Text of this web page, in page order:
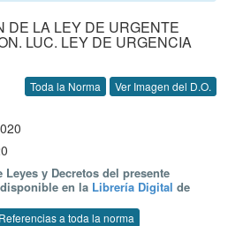
DE LA LEY DE URGENTE
LUC. LEY DE URGENCIA
Toda la Norma Ver Imagen del D.O.
y Decretos del presente
en la Librería Digital de
Referencias a toda la norma